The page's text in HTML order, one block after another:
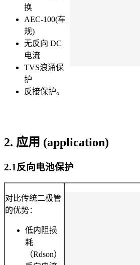
换
AEC-100(车
规)
无反向 DC
电流
TVS浪涌保
护
反接保护。
2. 应用 (application)
2.1反向电池保护
对比传统二极管
的优势：
低内阻损
耗
（Rdson）